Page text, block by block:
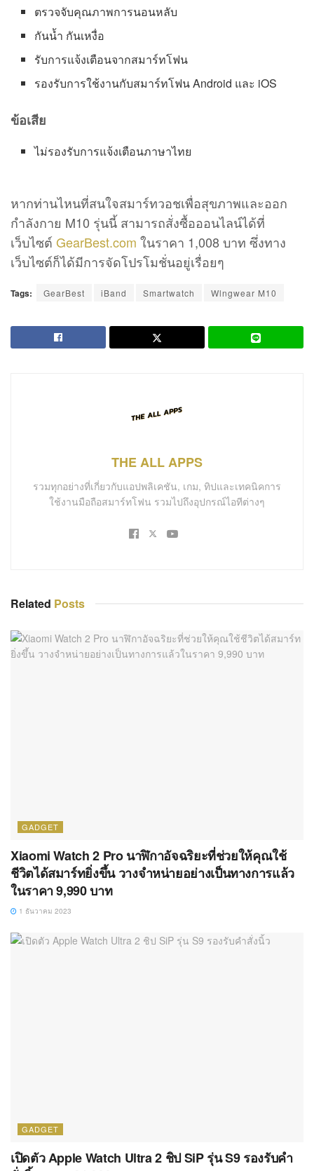
ตรวจจับคุณภาพการนอนหลับ
กันน้ำ กันเหงื่อ
รับการแจ้งเตือนจากสมาร์ทโฟน
รองรับการใช้งานกับสมาร์ทโฟน Android และ iOS
ข้อเสีย
ไม่รองรับการแจ้งเตือนภาษาไทย
หากท่านไหนที่สนใจสมาร์ทวอชเพื่อสุขภาพและออก
กำลังกาย M10 รุ่นนี้ สามารถสั่งซื้อออนไลน์ได้ที่
เว็บไซต์ GearBest.com ในราคา 1,008 บาท ซึ่งทาง
เว็บไซต์ก็ได้มีการจัดโปรโมชั่นอยู่เรื่อยๆ
Tags: GearBest iBand Smartwatch Wlngwear M10
THE ALL APPS
รวมทุกอย่างที่เกี่ยวกับแอปพลิเคชัน, เกม, ทิปและเทคนิคการ
ใช้งานมือถือสมาร์ทโฟน รวมไปถึงอุปกรณ์ไอทีต่างๆ
Related Posts
GADGET
Xiaomi Watch 2 Pro นาฬิกาอัจฉริยะที่ช่วยให้คุณใช้
ชีวิตได้สมาร์ทยิ่งขึ้น วางจำหน่ายอย่างเป็นทางการแล้ว
ในราคา 9,990 บาท
1 ธันวาคม 2023
GADGET
เปิดตัว Apple Watch Ultra 2 ชิป SiP รุ่น S9 รองรับคำ